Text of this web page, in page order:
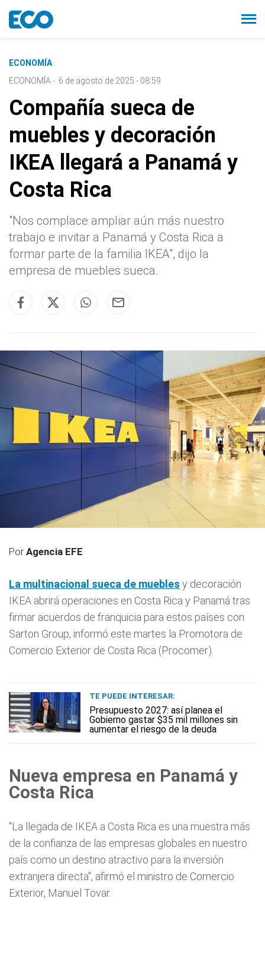
ECONOMÍA
ECONOMÍA - 6 de agosto de 2025 - 08:59
Compañía sueca de
muebles y decoración
IKEA llegará a Panamá y
Costa Rica
"Nos complace ampliar aún más nuestro
trabajo e invitar a Panamá y Costa Rica a
formar parte de la familia IKEA", dijo la
empresa de muebles sueca.
PorAgencia EFE
La multinacional sueca de muebles y decoración
IKEA abrirá operaciones en Costa Rica y Panamá tras
firmar acuerdos de franquicia para estos países con
Sarton Group, informó este martes la Promotora de
Comercio Exterior de Costa Rica (Procomer).
TE PUEDE INTERESAR:
Presupuesto 2027: así planea el
Gobierno gastar $35 mil millones sin
aumentar el riesgo de la deuda
Nueva empresa en Panamá y
Costa Rica
"La llegada de IKEA a Costa Rica es una muestra más
de la confianza de las empresas globales en nuestro
país como un destino atractivo para la inversión
extranjera directa", afirmó el ministro de Comercio
Exterior, Manuel Tovar.